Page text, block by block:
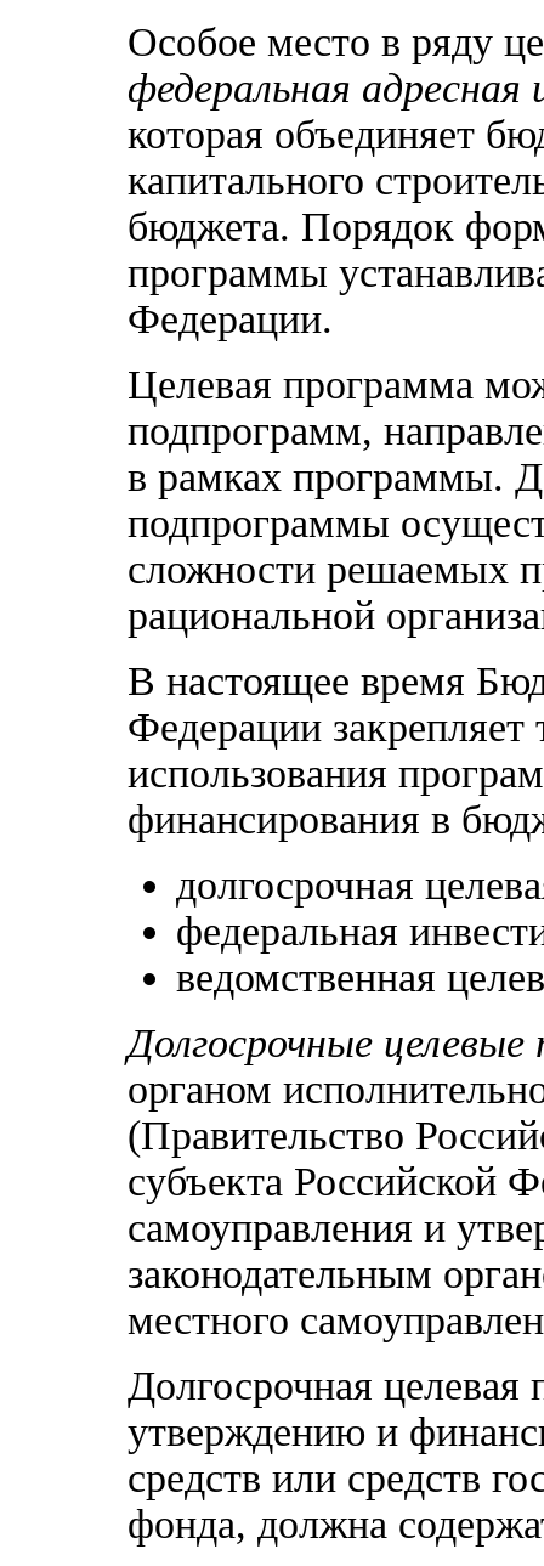
Особое место в ряду
федеральная
которая объединяет
капитального
бюджета. Порядок
программы
Федерации.
Целевая программа
подпрограмм,
в рамках программы.
подпрограммы
сложности решаемых
рациональной
В настоящее время
Федерации
использования
финансирования в
долгосрочная
федеральная
ведомственная
Долгосрочные
органом
(Правительство
субъекта Российской
самоуправления и
законодательным
местного
Долгосрочная целевая
утверждению и
средств или средств
фонда, должна